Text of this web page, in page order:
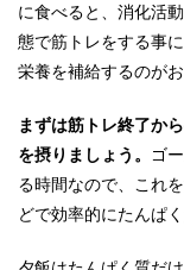
に食べると、消化活
態で筋トレをする事
栄養を補給するのがお
まずは筋トレ終了か
を摂りましょう。
ゴ
る時間なので、これ
どで効率的にたんぱ